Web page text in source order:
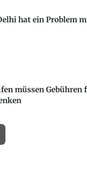
hat ein Problem
müssen